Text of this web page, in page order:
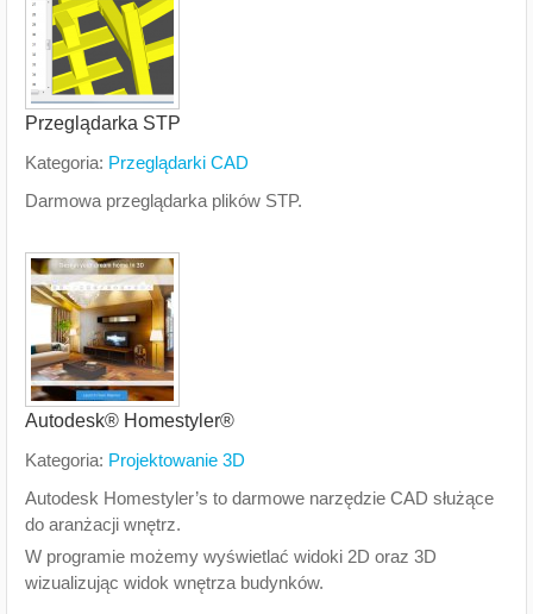
Przeglądarka STP
Kategoria: Przeglądarki CAD
Darmowa przeglądarka plików STP.
Autodesk® Homestyler®
Kategoria: Projektowanie 3D
Autodesk Homestyler’s to darmowe narzędzie CAD służące
do aranżacji wnętrz.
W programie możemy wyświetlać widoki 2D oraz 3D
wizualizując widok wnętrza budynków.